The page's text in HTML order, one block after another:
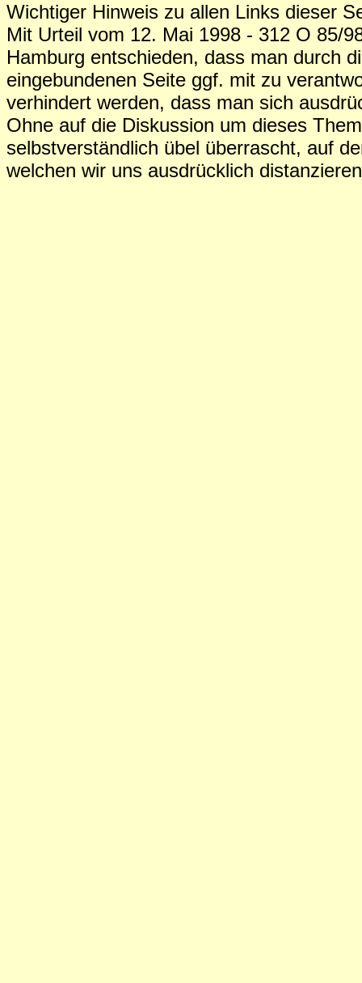
Wichtiger Hinweis zu allen Links dieser
Mit Urteil vom 12. Mai 1998 - 312 O 85/
Hamburg entschieden, dass man durch
eingebundenen Seite ggf. mit zu
verhindert werden, dass man sich
Ohne auf die Diskussion um dieses
selbstverständlich übel überrascht, auf
welchen wir uns ausdrücklich